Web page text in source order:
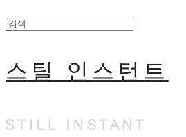
스틸 인스턴트